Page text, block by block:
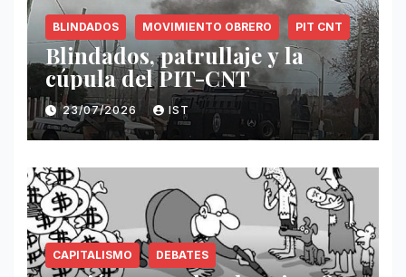
BLINDADOS MOVIMIENTO OBRERO PIT CNT
Blindados, patrullaje y la
cúpula del PIT-CNT
23/07/2026 IST
CAPITALISMO DEBATES